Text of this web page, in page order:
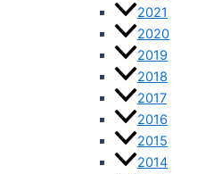
2021
2020
2019
2018
2017
2016
2015
2014